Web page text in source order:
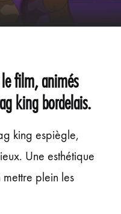
film, animés
king bordelais.
king espiègle,
Une esthétique
plein les